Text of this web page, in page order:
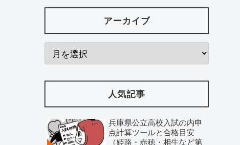
アーカイブ
人気記事
兵庫県公立高校入試の内申
点計算ツールと合格目安
（姫路・赤穂・相生など第